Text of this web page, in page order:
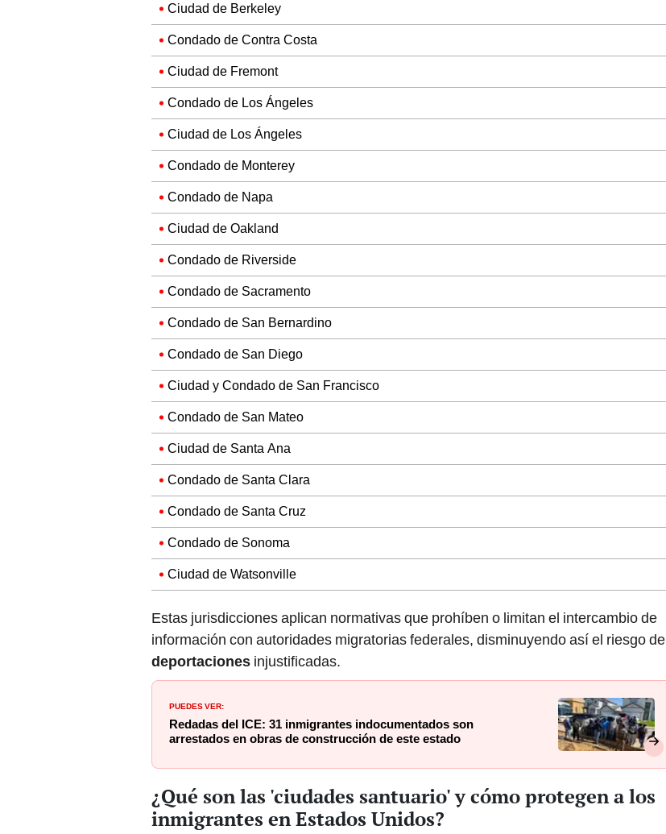
Ciudad de Berkeley
Condado de Contra Costa
Ciudad de Fremont
Condado de Los Ángeles
Ciudad de Los Ángeles
Condado de Monterey
Condado de Napa
Ciudad de Oakland
Condado de Riverside
Condado de Sacramento
Condado de San Bernardino
Condado de San Diego
Ciudad y Condado de San Francisco
Condado de San Mateo
Ciudad de Santa Ana
Condado de Santa Clara
Condado de Santa Cruz
Condado de Sonoma
Ciudad de Watsonville
Estas jurisdicciones aplican normativas que prohíben o limitan el intercambio de
información con autoridades migratorias federales, disminuyendo así el riesgo de
deportaciones injustificadas.
PUEDES VER:
Redadas del ICE: 31 inmigrantes indocumentados son
arrestados en obras de construcción de este estado
¿Qué son las 'ciudades santuario' y cómo protegen a los
inmigrantes en Estados Unidos?